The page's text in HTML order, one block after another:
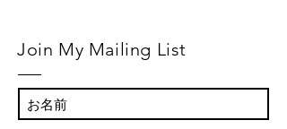
Join My Mailing List